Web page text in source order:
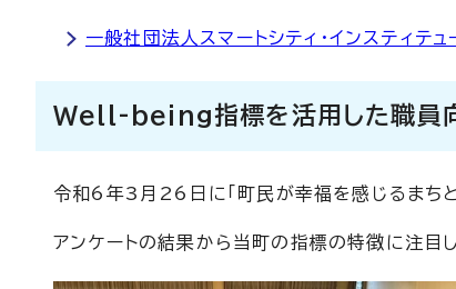
一般社団法人スマートシティ・インスティテュ
Well-being指標を活用した職員向
令和6年3月26日に「町民が幸福を感じるまちと
アンケートの結果から当町の指標の特徴に注目